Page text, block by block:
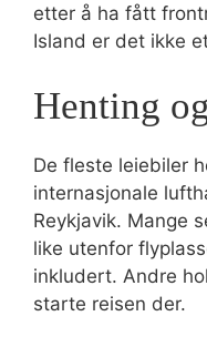
etter å ha fått
Island er det ikke
Henting
De fleste leiebiler
internasjonale
Reykjavik. Mange
like utenfor
inkludert. Andre
starte reisen der.